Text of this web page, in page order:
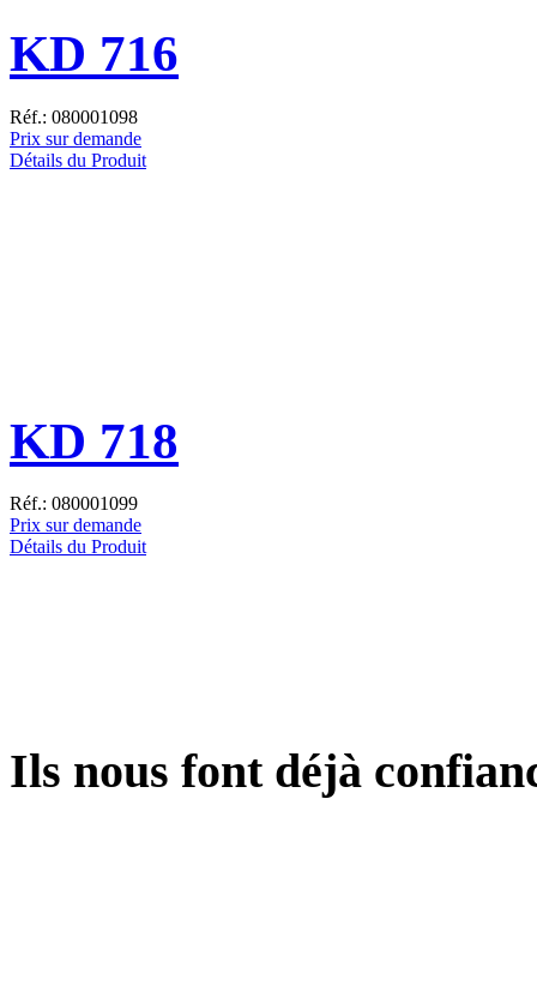
KD 716
Réf.: 080001098
Prix sur demande
Détails du Produit
KD 718
Réf.: 080001099
Prix sur demande
Détails du Produit
Ils nous font déjà